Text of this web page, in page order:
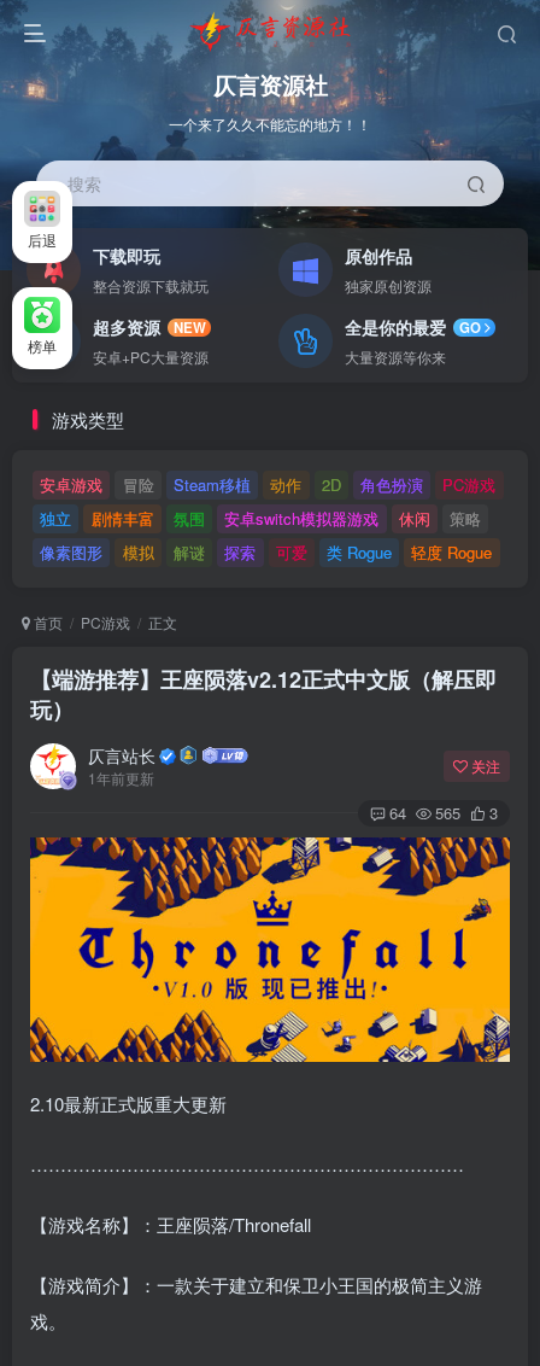
仄言资源社
一个来了久久不能忘的地方！！
搜索
下载即玩
整合资源下载就玩
原创作品
独家原创资源
超多资源
NEW
安卓+PC大量资源
全是你的最爱
GO
大量资源等你来
游戏类型
安卓游戏 冒险 Steam移植 动作 2D 角色扮演
PC游戏
独立
剧情丰富 氛围 安卓switch模拟器游戏 休闲
策略
像素图形
模拟 解谜 探索 可爱 类 Rogue 轻度 Rogue
首页 PC游戏 正文
【端游推荐】王座陨落v2.12正式中文版（解压即
玩）
仄言站长
1年前更新
关注
64 565 3
2.10最新正式版重大更新
………………………………………………………………
【游戏名称】：王座陨落/Thronefall
【游戏简介】：一款关于建立和保卫小王国的极简主义游
戏。
后退
榜单